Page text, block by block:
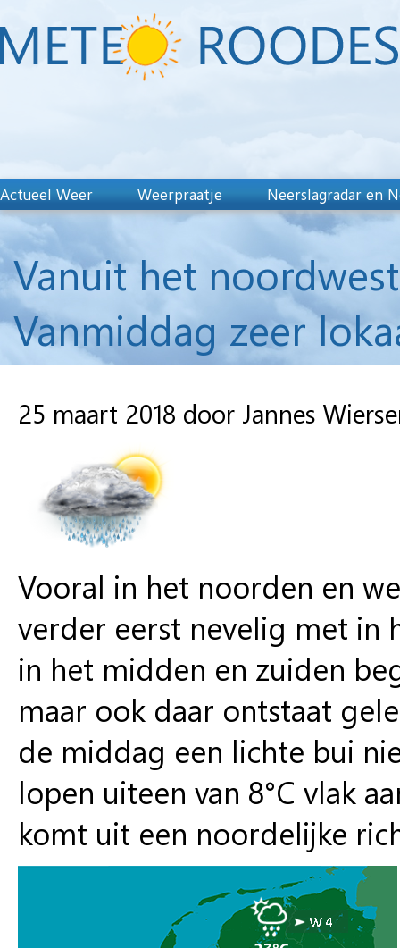
Actueel Weer Weerpraatje Neerslagradar en
Vanuit het
Vanmiddag zeer
25 maart 2018 door Jannes
Vooral in het noorden en
verder eerst nevelig met in
in het midden en zuiden
maar ook daar ontstaat
de middag een lichte bui
lopen uiteen van 8°C vlak
komt uit een noordelijke